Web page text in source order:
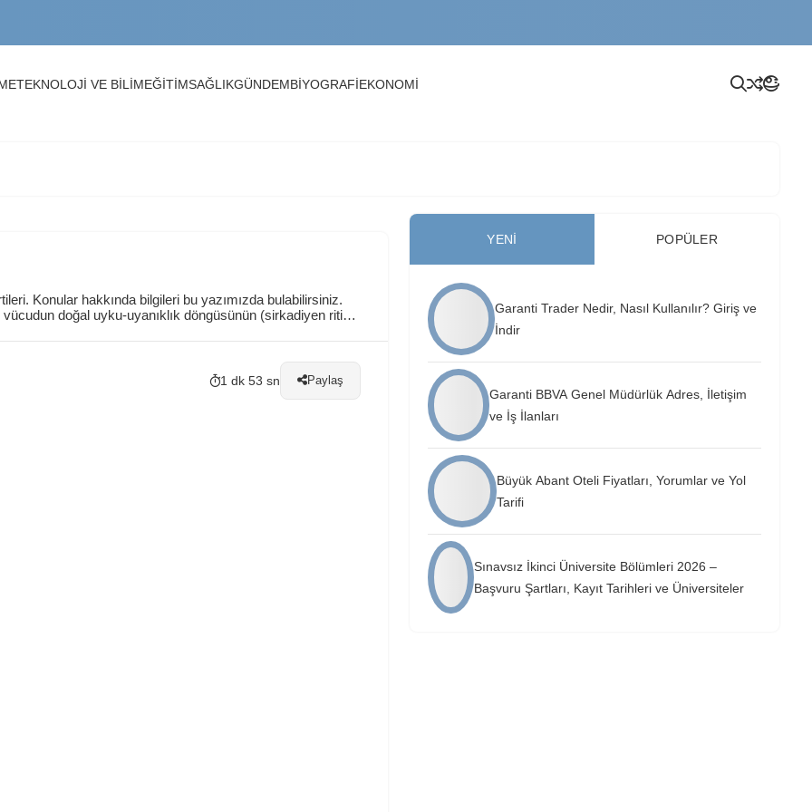
TEKNOLOJİ VE BİLİMEĞİTİMSAĞLIKGÜNDEMBİYOGRAFİEKONOMİ
Konular hakkında bilgileri bu yazımızda bulabilirsiniz.
doğal uyku-uyanıklık döngüsünün (sirkadiyen ritim)
1 dk 53 sn Paylaş
YENI POPÜLER
Garanti Trader Nedir, Nasıl Kullanılır? Giriş ve
İndir
Garanti BBVA Genel Müdürlük Adres, İletişim
ve İş İlanları
Büyük Abant Oteli Fiyatları, Yorumlar ve Yol
Tarifi
Sınavsız İkinci Üniversite Bölümleri 2026 –
Başvuru Şartları, Kayıt Tarihleri ve Üniversiteler